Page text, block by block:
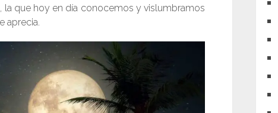
la que hoy en día conocemos y vislumbramos
aprecia.